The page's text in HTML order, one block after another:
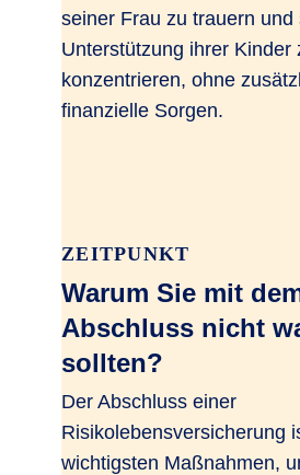
seiner Frau zu trauern und
Unterstützung ihrer Kinder
konzentrieren, ohne
finanzielle Sorgen.
ZEITPUNKT
Warum Sie mit
Abschluss nicht
sollten?
Der Abschluss einer
Risikolebensversicherung
wichtigsten Maßnahmen,